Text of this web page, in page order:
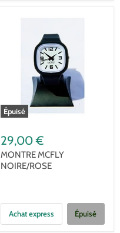
Épuisé
29,00 €
MONTRE MCFLY
NOIRE/ROSE
Achat express Épuisé